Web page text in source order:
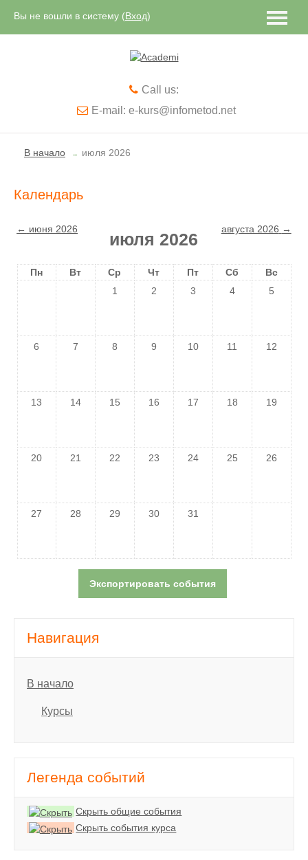
Вы не вошли в систему (Вход)
Call us:
E-mail: e-kurs@infometod.net
В начало → июля 2026
Календарь
← июня 2026
июля 2026
августа 2026 →
Пн Вт Ср Чт Пт Сб
Вс
1
2 3 4 5
6 7 8 9 10 11 12
13 14 15 16 17 18 19
20 21 22 23 24 25 26
27 28 29 30 31
Навигация
В начало
Курсы
Легенда событий
Скрыть общие события
Скрыть события курса